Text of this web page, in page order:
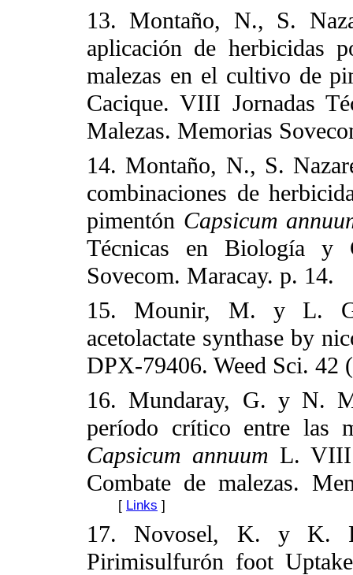
13. Montaño, N., S.
aplicación de herbicidas
malezas en el cultivo de
Cacique. VIII Jornadas
Malezas. Memorias
14. Montaño, N., S.
combinaciones de
pimentón Capsicum
Técnicas en Biología y
Sovecom. Maracay. p. 14.
15. Mounir, M. y L.
acetolactate synthase by
DPX-79406. Weed Sci. 42
16. Mundaray, G. y N.
período crítico entre las
Capsicum annuum L. VIII
Combate de malezas.
[ Links ]
17. Novosel, K. y K.
Pirimisulfurón foot